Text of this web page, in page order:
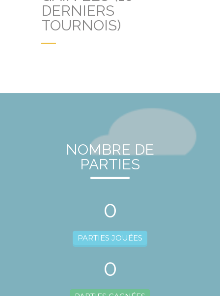
DERNIERS
TOURNOIS)
NOMBRE DE
PARTIES
0
PARTIES JOUÉES
0